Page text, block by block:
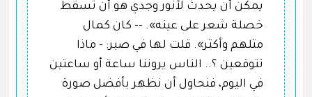
يمكن أن يحدث لأنور وجدي هو أن تسقط
خصلة شعر على عينه». -- كان كمال
مثلهم وأكثر». قلت لها في صبر: - ماذا
تتوقعين ؟.. الناس يروننا ساعة أو ساعتين
في اليوم، فنحاول أن نظهر بأفضل صورة